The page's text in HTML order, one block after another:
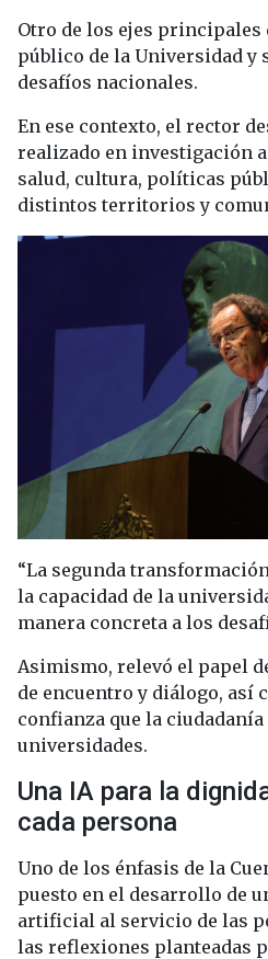
Otro de los ejes
público de la Universidad y
desafíos nacionales.
En ese contexto, el rector
realizado en investigación
salud, cultura, políticas
distintos territorios y
“La segunda
la capacidad de la
manera concreta a los
Asimismo, relevó el papel
de encuentro y diálogo, así
confianza que la
universidades.
Una IA para la
cada persona
Uno de los énfasis de la
puesto en el desarrollo de
artificial al servicio de las
las reflexiones planteadas